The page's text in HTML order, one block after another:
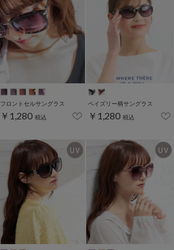
フロントセルサングラス
￥1,280 税込
ペイズリー柄サングラス
￥1,280 税込